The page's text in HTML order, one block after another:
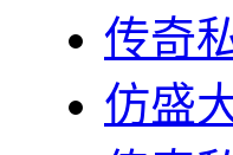
传奇
仿盛